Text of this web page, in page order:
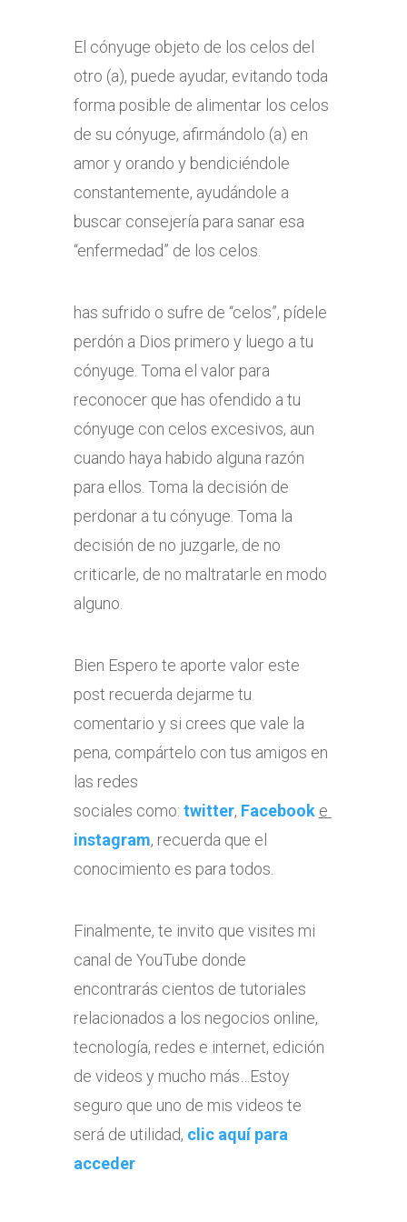
El cónyuge objeto de los celos del
otro (a), puede ayudar, evitando toda
forma posible de alimentar los celos
de su cónyuge, afirmándolo (a) en
amor y orando y bendiciéndole
constantemente, ayudándole a
buscar consejería para sanar esa
“enfermedad” de los celos.
has sufrido o sufre de “celos”, pídele
perdón a Dios primero y luego a tu
cónyuge. Toma el valor para
reconocer que has ofendido a tu
cónyuge con celos excesivos, aun
cuando haya habido alguna razón
para ellos. Toma la decisión de
perdonar a tu cónyuge. Toma la
decisión de no juzgarle, de no
criticarle, de no maltratarle en modo
alguno.
Bien Espero te aporte valor este
post recuerda dejarme tu
comentario y si crees que vale la
pena, compártelo con tus amigos en
las redes
sociales como: twitter, Facebook e
instagram, recuerda que el
conocimiento es para todos.
Finalmente, te invito que visites mi
canal de YouTube donde
encontrarás cientos de tutoriales
relacionados a los negocios online,
tecnología, redes e internet, edición
de videos y mucho más…Estoy
seguro que uno de mis videos te
será de utilidad, clic aquí para
acceder